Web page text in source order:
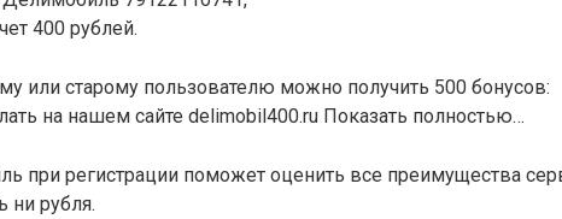
400 рублей.
или старому пользователю можно получить 500 бонусов:
на нашем сайте delimobil400.ru Показать полностью…
при регистрации поможет оценить все преимущества
ни рубля.